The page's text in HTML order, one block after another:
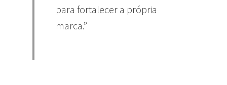
para fortalecer a própria
marca.”